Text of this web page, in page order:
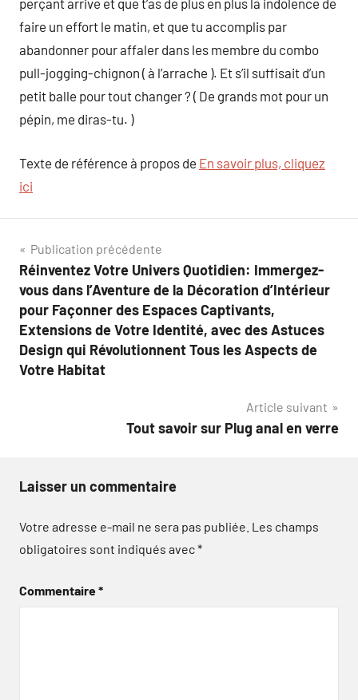
perçant arrive et que t’as de plus en plus la indolence de
faire un effort le matin, et que tu accomplis par
abandonner pour affaler dans les membre du combo
pull-jogging-chignon ( à l’arrache ). Et s’il suffisait d’un
petit balle pour tout changer ? ( De grands mot pour un
pépin, me diras-tu. )
Texte de référence à propos de En savoir plus, cliquez
ici
Navigation
de
l’article
Publication précédente
Réinventez Votre Univers Quotidien: Immergez-
vous dans l’Aventure de la Décoration d’Intérieur
pour Façonner des Espaces Captivants,
Extensions de Votre Identité, avec des Astuces
Design qui Révolutionnent Tous les Aspects de
Votre Habitat
Article suivant
Tout savoir sur Plug anal en verre
Laisser un commentaire
Votre adresse e-mail ne sera pas publiée. Les champs
obligatoires sont indiqués avec*
Commentaire*